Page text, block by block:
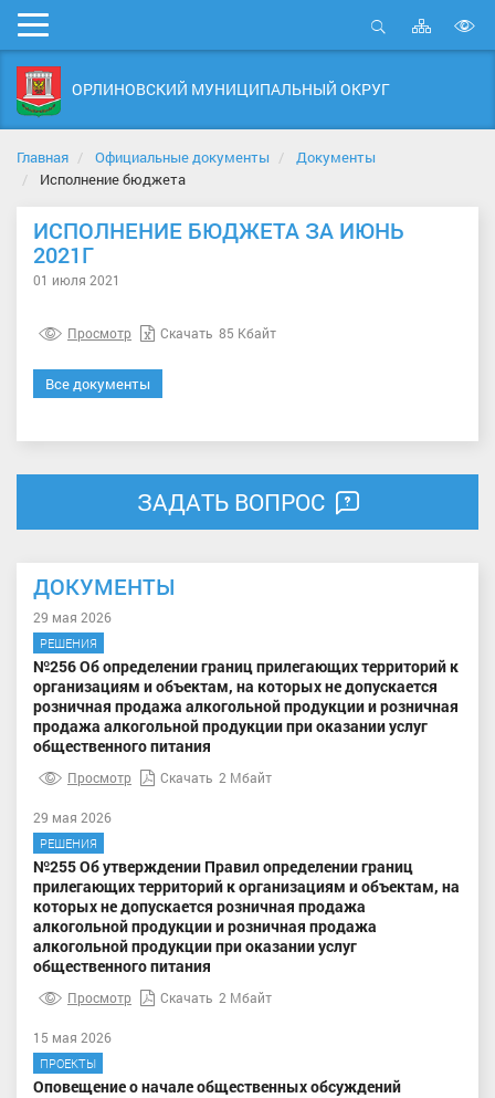
Мобильное
меню
Открыть
Карта
сайта
ОРЛИНОВСКИЙ МУНИЦИПАЛЬНЫЙ ОКРУГ
Главная Официальные документы
Документы
Исполнение бюджета
ИСПОЛНЕНИЕ БЮДЖЕТА ЗА ИЮНЬ
2021Г
01 июля 2021
Просмотр Скачать 85 Кбайт
Все документы
ЗАДАТЬ ВОПРОС
ДОКУМЕНТЫ
29 мая 2026
РЕШЕНИЯ
№256 Об определении границ прилегающих территорий к
организациям и объектам, на которых не допускается
розничная продажа алкогольной продукции и розничная
продажа алкогольной продукции при оказании услуг
общественного питания
Просмотр Скачать 2 Мбайт
29 мая 2026
РЕШЕНИЯ
№255 Об утверждении Правил определении границ
прилегающих территорий к организациям и объектам, на
которых не допускается розничная продажа
алкогольной продукции и розничная продажа
алкогольной продукции при оказании услуг
общественного питания
Просмотр Скачать 2 Мбайт
15 мая 2026
ПРОЕКТЫ
Оповещение о начале общественных обсуждений